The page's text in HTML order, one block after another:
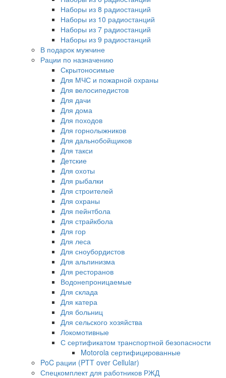
Наборы из 8 радиостанций
Наборы из 10 радиостанций
Наборы из 7 радиостанций
Наборы из 9 радиостанций
В подарок мужчине
Рации по назначению
Скрытоносимые
Для МЧС и пожарной охраны
Для велосипедистов
Для дачи
Для дома
Для походов
Для горнолыжников
Для дальнобойщиков
Для такси
Детские
Для охоты
Для рыбалки
Для строителей
Для охраны
Для пейнтбола
Для страйкбола
Для гор
Для леса
Для сноубордистов
Для альпинизма
Для ресторанов
Водонепроницаемые
Для склада
Для катера
Для больниц
Для сельского хозяйства
Локомотивные
С сертификатом транспортной безопасности
Motorola сертифицированные
PoC рации (PTT over Cellular)
Спецкомплект для работников РЖД